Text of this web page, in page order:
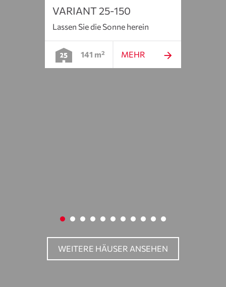
VARIANT 25-150
Lassen Sie die Sonne herein
141 m² MEHR
WEITERE HÄUSER ANSEHEN